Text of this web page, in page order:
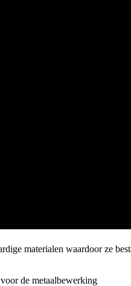
materialen waardoor ze
de metaalbewerking